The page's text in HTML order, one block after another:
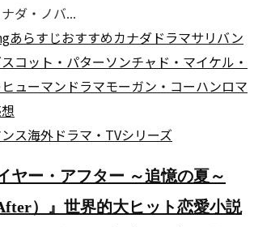
ダ・ノバ...
あらすじおすすめカナダドラマサリバン
スコット・パターソンチャド・マイケル・
ヒューマンドラマモーガン・コーハンロマ
ス海外ドラマ・TVシリーズ
ヤー・アフター ～追憶の夏～
）』世界的大ヒット恋愛小説